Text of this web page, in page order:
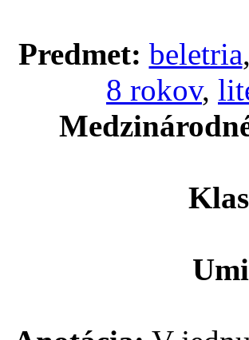
Predmet: beletria,
8 rokov,